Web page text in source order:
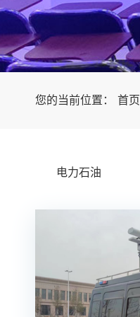
您的当前位置： 首页
电力石油